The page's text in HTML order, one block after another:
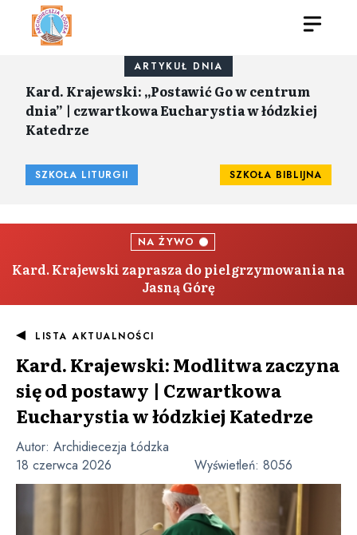
ARTYKUŁ DNIA
Kard. Krajewski: „Postawić Go w centrum
dnia” | czwartkowa Eucharystia w łódzkiej
Katedrze
SZKOŁA LITURGII SZKOŁA BIBLIJNA
NA ŻYWO
Kard. Krajewski zaprasza do pielgrzymowania na
Jasną Górę
LISTA AKTUALNOŚCI
Kard. Krajewski: Modlitwa zaczyna
się od postawy | Czwartkowa
Eucharystia w łódzkiej Katedrze
Autor: Archidiecezja Łódzka
18 czerwca 2026
Wyświetleń: 8056